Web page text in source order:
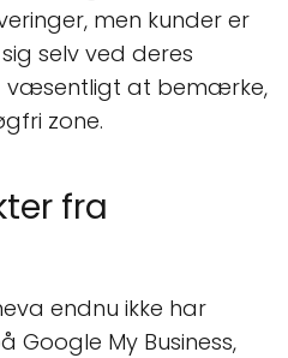
men kunder er
selv ved deres
væsentligt at bemærke,
zone.
fra
endnu ikke har
Google My Business,